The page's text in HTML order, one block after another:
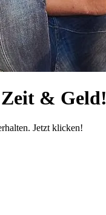
Zeit & Geld!
Jetzt klicken!